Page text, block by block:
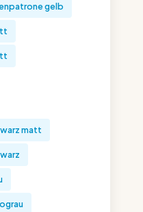
gelb
matt